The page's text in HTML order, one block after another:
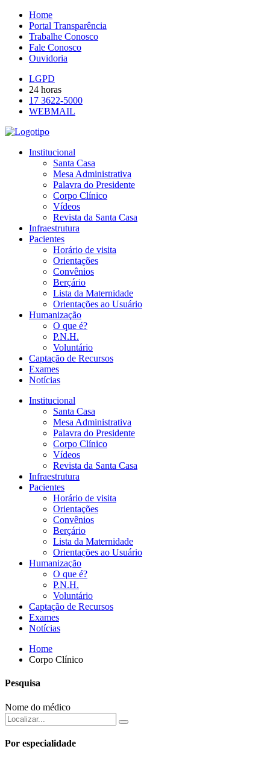
Home
Portal Transparência
Trabalhe Conosco
Fale Conosco
Ouvidoria
LGPD
24 horas
17 3622-5000
WEBMAIL
Institucional
Santa Casa
Mesa Administrativa
Palavra do Presidente
Corpo Clínico
Vídeos
Revista da Santa Casa
Infraestrutura
Pacientes
Horário de visita
Orientações
Convênios
Berçário
Lista da Maternidade
Orientações ao Usuário
Humanização
O que é?
P.N.H.
Voluntário
Captação de Recursos
Exames
Notícias
Institucional
Santa Casa
Mesa Administrativa
Palavra do Presidente
Corpo Clínico
Vídeos
Revista da Santa Casa
Infraestrutura
Pacientes
Horário de visita
Orientações
Convênios
Berçário
Lista da Maternidade
Orientações ao Usuário
Humanização
O que é?
P.N.H.
Voluntário
Captação de Recursos
Exames
Notícias
Home
Corpo Clínico
Pesquisa
Nome do médico
Por especialidade